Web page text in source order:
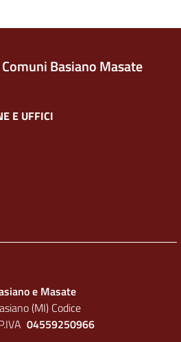
Basiano Masate
E UFFICI
e Masate
(MI) Codice
04559250966